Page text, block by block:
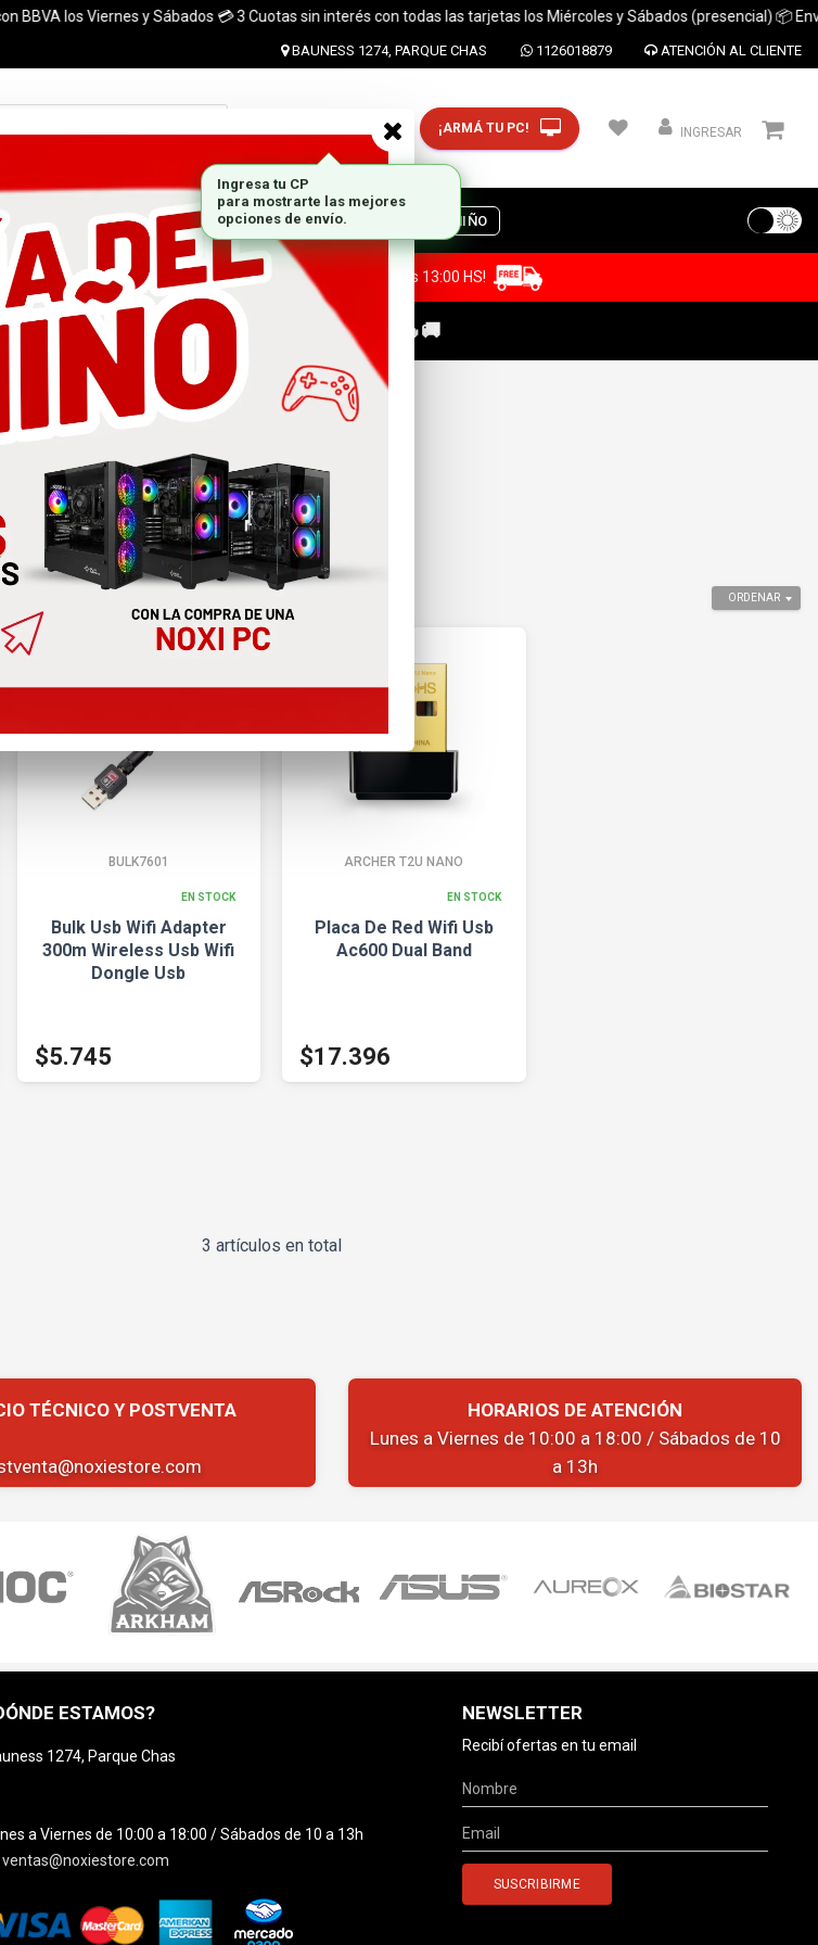
los Viernes y Sábados 💳 3 Cuotas sin interés con todas las tarjetas los Miércoles y Sábados (presencial) 📦 Envíos
BAUNESS 1274, PARQUE CHAS 1126018879 ATENCIÓN AL CLIENTE
Ingresar CP y ciudad ¡ARMÁ TU PC! INGRESAR
PLACAS DE VIDEO MARCAS DIA DEL NIÑO
(CABA y Al rededores) Acreditando tu compra antes de las 13:00 HS!
PAÍS CON LA COMPRA DE UNA PC GAMER🔥🚚
ORDENAR
BULK7601
EN STOCK
Bulk Usb Wifi Adapter
300m Wireless Usb Wifi
Dongle Usb
$5.745
ARCHER T2U NANO
EN STOCK
Placa De Red Wifi Usb
Ac600 Dual Band
$17.396
3 artículos en total
HORARIOS DE ATENCIÓN
Lunes a Viernes de 10:00 a 18:00 / Sábados de 10
a 13h
ESTAMOS?
1274, Parque Chas
a Viernes de 10:00 a 18:00 / Sábados de 10 a 13h
ventas@noxiestore.com
NEWSLETTER
Recibí ofertas en tu email